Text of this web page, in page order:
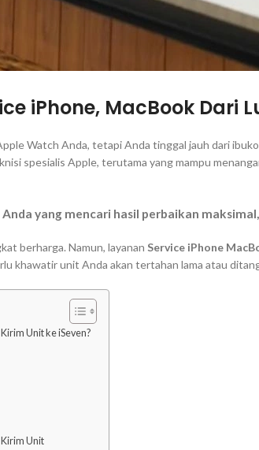
iPhone, MacBook Dari
Watch Anda, tetapi Anda tinggal jauh dari
spesialis Apple, terutama yang mampu
yang mencari hasil perbaikan
berharga. Namun, layanan Service iPhone
khawatir unit Anda akan tertahan lama atau
Unit ke iSeven?
Unit